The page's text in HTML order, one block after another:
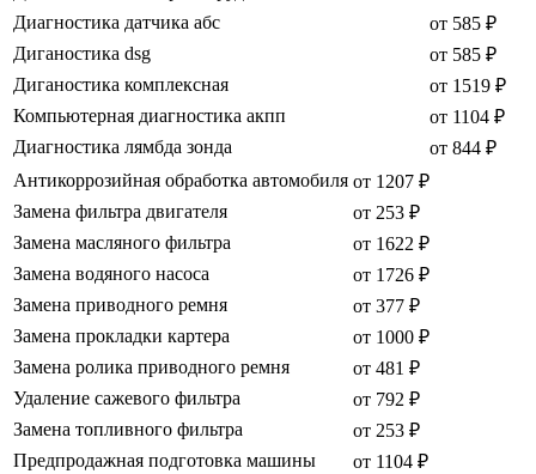
Диагностика датчика абс
от 585 ₽
Диганостика dsg
от 585 ₽
Диганостика комплексная
от 1519 ₽
Компьютерная диагностика акпп
от 1104 ₽
Диагностика лямбда зонда
от 844 ₽
Антикоррозийная обработка автомобиля от 1207 ₽
Замена фильтра двигателя
от 253 ₽
Замена масляного фильтра
от 1622 ₽
Замена водяного насоса
от 1726 ₽
Замена приводного ремня
от 377 ₽
Замена прокладки картера
от 1000 ₽
Замена ролика приводного ремня
от 481 ₽
Удаление сажевого фильтра
от 792 ₽
Замена топливного фильтра
от 253 ₽
Предпродажная подготовка машины
от 1104 ₽